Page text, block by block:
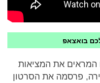
בואצאפ
המראים את המציאות
פרסמה את הסרטון